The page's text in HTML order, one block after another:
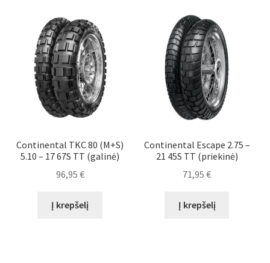
Continental TKC 80 (M+S)
5.10 – 17 67S TT (galinė)
96,95 €
Į krepšelį
Continental Escape 2.75 –
21 45S TT (priekinė)
71,95€
Į krepšelį